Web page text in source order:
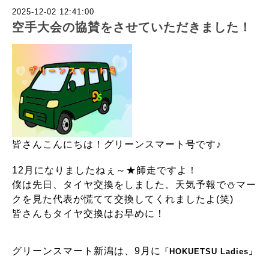
2025-12-02 12:41:00
空手大会の協賛をさせていただきました！
皆さんこんにちは！グリーンスマート号です♪
12月になりましたねぇ～★師走ですよ！
僕は先日、タイヤ交換をしました。天気予報で⛄マー
クを見た代表が慌てて交換してくれましたよ(笑)
皆さんもタイヤ交換はお早めに！
グリーンスマート新潟は、9月に 「HOKUETSU Ladies」